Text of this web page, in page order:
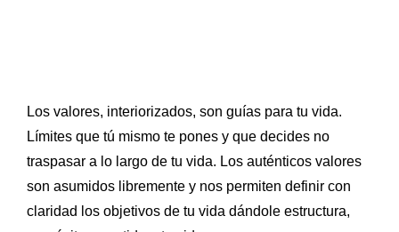
Los valores, interiorizados, son guías para tu vida.
Límites que tú mismo te pones y que decides no
traspasar a lo largo de tu vida. Los auténticos valores
son asumidos libremente y nos permiten definir con
claridad los objetivos de tu vida dándole estructura,